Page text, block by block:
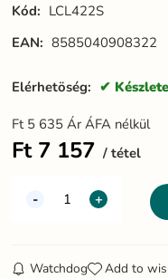
Kód: LCL422S
EAN: 8585040908322
Elérhetöség:
Ft 5 635 Ár ÁFA nélkül
Ft 7 157 tétel
Watchdog Add to